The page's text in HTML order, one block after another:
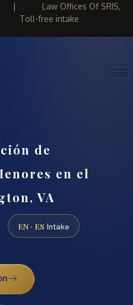
| Law Offices Of SRIS,
Toll-free intake
de
en el
VA
EN · ES Intake